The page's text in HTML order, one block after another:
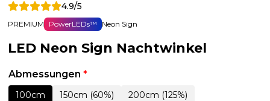
4.9/5
PREMIUM PowerLEDs™ Neon Sign
LED Neon Sign Nachtwinkel
Abmessungen *
100cm 150cm (60%)
200cm (125%)